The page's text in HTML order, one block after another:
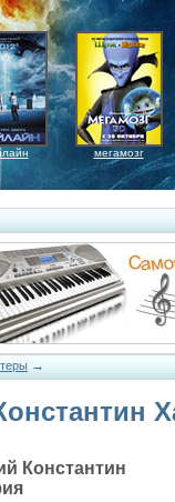
мегамозг
→
Константин